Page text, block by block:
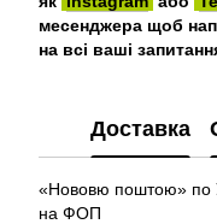
месенджера щоб
на всі ваші
Доставка
«Нововю поштою» по
на ФОП